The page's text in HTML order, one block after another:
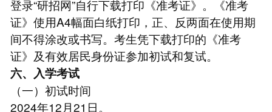
登录“研招网”自行下载打印《准考证》。《准考
证》使用A4幅面白纸打印，正、反两面在使用期
间不得涂改或书写。考生凭下载打印的《准考
证》及有效居民身份证参加初试和复试。
六、入学考试
（一）初试时间
2024年12月21日。